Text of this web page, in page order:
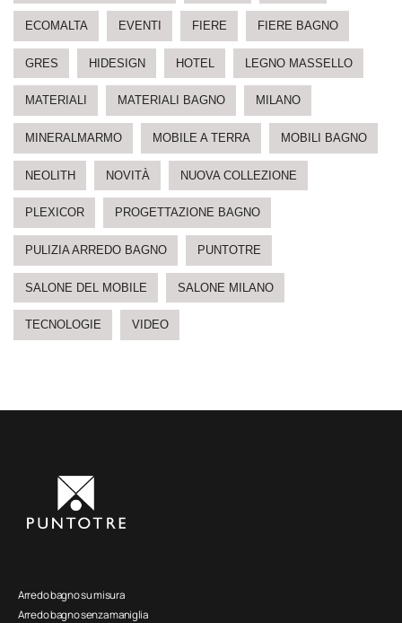
ECOMALTA EVENTI FIERE FIERE BAGNO
GRES HIDESIGN HOTEL LEGNO MASSELLO
MATERIALI MATERIALI BAGNO MILANO
MINERALMARMO MOBILE A TERRA MOBILI BAGNO
NEOLITH NOVITÀ NUOVA COLLEZIONE
PLEXICOR PROGETTAZIONE BAGNO
PULIZIA ARREDO BAGNO PUNTOTRE
SALONE DEL MOBILE SALONE MILANO
TECNOLOGIE VIDEO
Arredo bagno su misura
Arredo bagno senza maniglia